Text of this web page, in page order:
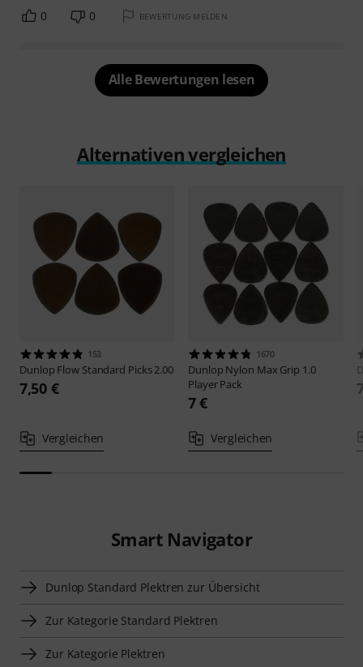
0 0 BEWERTUNG MELDEN
Alle Bewertungen lesen
Alternativen vergleichen
153
Dunlop Flow Standard Picks 2.00
7,50 €
Vergleichen
1670
Dunlop Nylon Max Grip 1.0
Player Pack
7 €
Vergleichen
Smart Navigator
Dunlop Standard Plektren zur Übersicht
Zur Kategorie Standard Plektren
Zur Kategorie Plektren